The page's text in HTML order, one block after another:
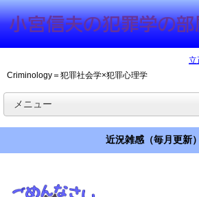
立
Criminology＝犯罪社会学×犯罪心理学
近況雑感（毎月更新）